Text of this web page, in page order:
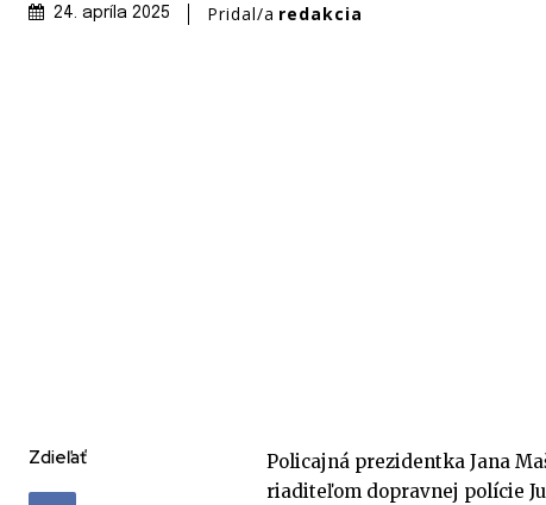
24. apríla 2025 Pridal/a redakcia
Zdieľať
Policajná prezidentka Jana
riaditeľom dopravnej polície